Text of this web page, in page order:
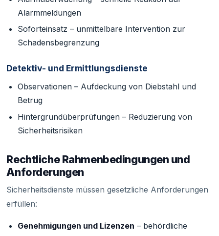
Alarmmeldungen
Soforteinsatz – unmittelbare Intervention zur
Schadensbegrenzung
Detektiv- und Ermittlungsdienste
Observationen – Aufdeckung von Diebstahl und
Betrug
Hintergrundüberprüfungen – Reduzierung von
Sicherheitsrisiken
Rechtliche Rahmenbedingungen und
Anforderungen
Sicherheitsdienste müssen gesetzliche Anforderungen
erfüllen:
Genehmigungen und Lizenzen – behördliche